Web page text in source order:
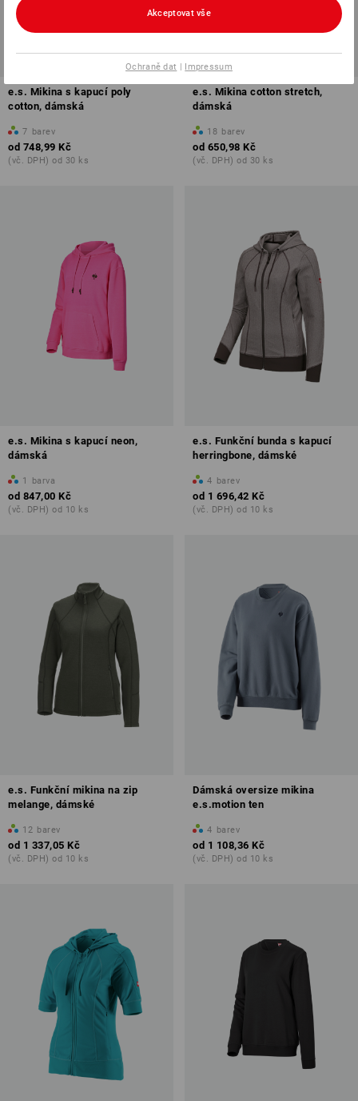
e.s. Mikina s kapucí poly
cotton, dámská
7 barev
od 748,99 Kč
(vč. DPH) od 30 ks
e.s. Mikina cotton stretch,
dámská
18 barev
od 650,98 Kč
(vč. DPH) od 30 ks
e.s. Mikina s kapucí neon,
dámská
1 barva
od 847,00 Kč
(vč. DPH) od 10 ks
e.s. Funkční bunda s kapucí
herringbone, dámské
4 barev
od 1 696,42 Kč
(vč. DPH) od 10 ks
e.s. Funkční mikina na zip
melange, dámské
12 barev
od 1 337,05 Kč
(vč. DPH) od 10 ks
Dámská oversize mikina
e.s.motion ten
4 barev
od 1 108,36 Kč
(vč. DPH) od 10 ks
Akceptovat vše
Ochraně dat | Impressum